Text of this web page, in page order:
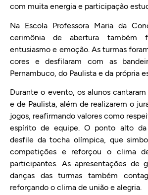
com muita energia e participação
Na Escola Professora Maria da
cerimônia de abertura também
entusiasmo e emoção. As turmas
cores e desfilaram com as
Pernambuco, do Paulista e da própria
Durante o evento, os alunos
e de Paulista, além de realizarem o
jogos, reafirmando valores como
espírito de equipe. O ponto alto
desfile da tocha olímpica, que
competições e reforçou o clima
participantes. As apresentações de
danças das turmas também
reforçando o clima de união e alegria.